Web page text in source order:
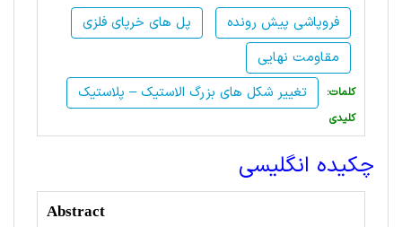
پل های خرپای فلزی
فروپاشی پیش رونده
مقاومت نهایی
تغییر شکل های بزرگ الاستیک – پلاستیک
:کلمات
کلیدی
چکیده انگلیسی
Abstract